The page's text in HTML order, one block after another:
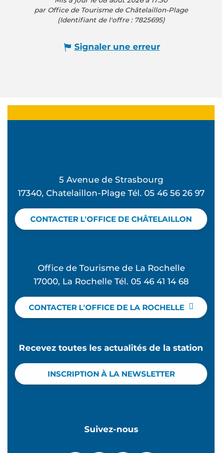
par Office de Tourisme de Châtelaillon-Plage
(Identifiant de l'offre : 7825695)
Signaler une erreur
5 Avenue de Strasbourg
17340, Chatelaillon-Plage Tél. 05 46 56 26 97
CONTACTER L'OFFICE DE CHÂTELAILLON
Office de Tourisme de La Rochelle
17000, La Rochelle Tél. 05 46 41 14 68
CONTACTER L'OFFICE DE LA ROCHELLE
Recevez toutes les actualités de la station
INSCRIPTION À LA NEWSLETTER
Suivez-nous